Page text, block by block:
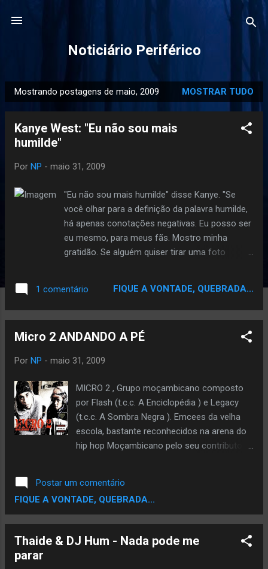
Noticiário Periférico
P
o
Mostrando postagens de maio, 2009 MOSTRAR TUDO
Kanye West: "Eu não sou mais
humilde"
Por NP - maio 31, 2009
"Eu não sou mais humilde" disse Kanye. "Se
você olhar para a definição da palavra humilde,
há apenas conotações negativas. Eu posso ser
eu mesmo, para meus fãs. Mostro minha
gratidão. Se alguém quiser tirar uma foto
que tirarem fotos minhas as 5 da manhã,
quanto estou irritado e cansado. Espero que as
importa com a qualidade, e quer dar o máximo
outros."
1 comentário FIQUE A VONTADE, QUEBRADA...
Micro 2 ANDANDO A PÉ
Por NP - maio 31, 2009
MICRO 2 , Grupo moçambicano composto
por Flash (t.c.c. A Enciclopédia ) e Legacy
(t.c.c. A Sombra Negra ). Emcees da velha
escola, bastante reconhecidos na arena do
hip hop Moçambicano pelo seu contributo e
representa o início da carreira deste
colectivo e conta com participações
especiais de artistas de renome tais como :
Dinastia Bantu ( Azagaia & Escudo), e a
Postar um comentário
FIQUE A VONTADE, QUEBRADA...
Thaide & DJ Hum - Nada pode me
parar